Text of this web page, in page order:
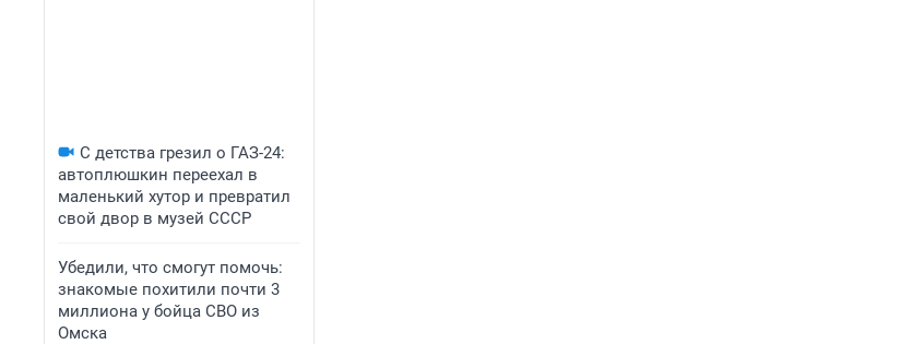
С детства грезил о ГАЗ-24:
автоплюшкин переехал в
маленький хутор и превратил
свой двор в музей СССР
Убедили, что смогут помочь:
знакомые похитили почти 3
миллиона у бойца СВО из
Омска